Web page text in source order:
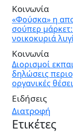
Κοινωνία
«Φούσκα» η
σούπερ
νοικοκυριά
Κοινωνία
Διορισμοί
δηλώσεις
οργανικές
Ειδήσεις
Διατροφή
Ετικέτες